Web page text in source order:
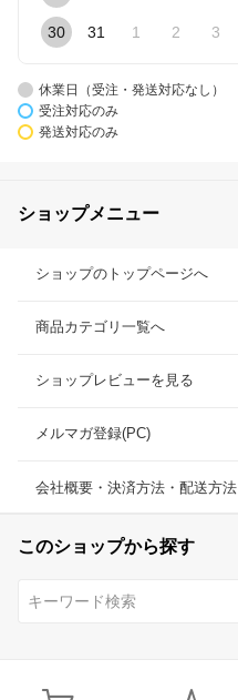
30 31 1 2 3
休業日（受注・発送対応なし）
受注対応のみ
発送対応のみ
ショップメニュー
ショップのトップページへ
商品カテゴリ一覧へ
ショップレビューを見る
メルマガ登録(PC)
会社概要・決済方法・配送方法
このショップから探す